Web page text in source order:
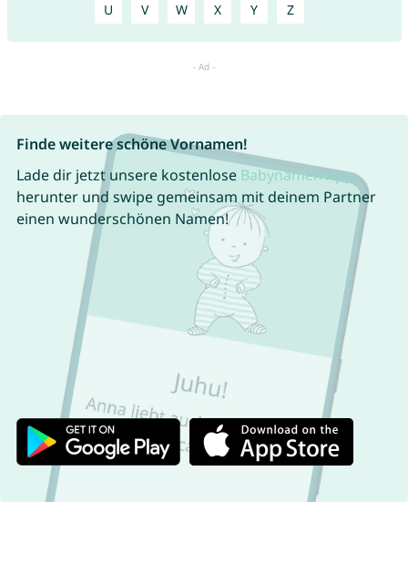
U V W X Y Z
Finde weitere schöne Vornamen!
Lade dir jetzt unsere kostenlose Babynamen App
herunter und swipe gemeinsam mit deinem Partner
einen wunderschönen Namen!